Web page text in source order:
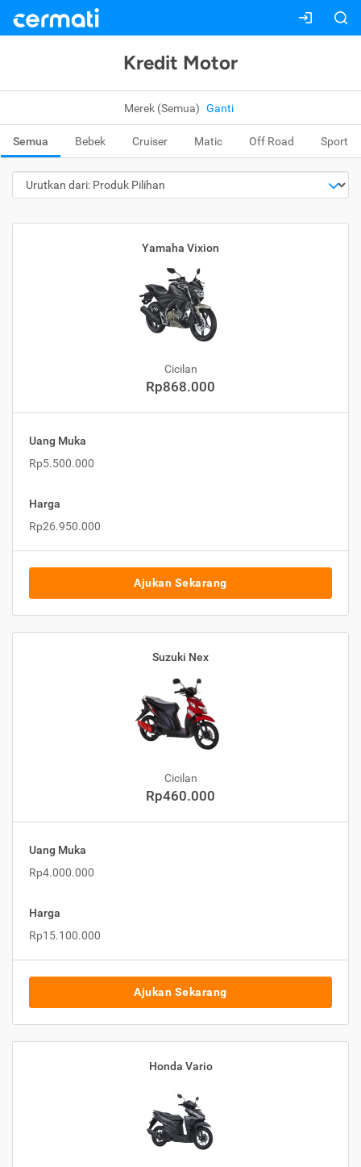
Kredit Motor
Merek (Semua) Ganti
Semua Bebek Cruiser Matic Off Road Sport
Yamaha Vixion
Cicilan
Rp868.000
Uang Muka
Rp5.500.000
Harga
Rp26.950.000
Ajukan Sekarang
Suzuki Nex
Cicilan
Rp460.000
Uang Muka
Rp4.000.000
Harga
Rp15.100.000
Ajukan Sekarang
Honda Vario